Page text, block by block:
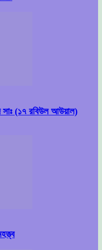
সাঃ (১৭ রবিউল আউয়াল)